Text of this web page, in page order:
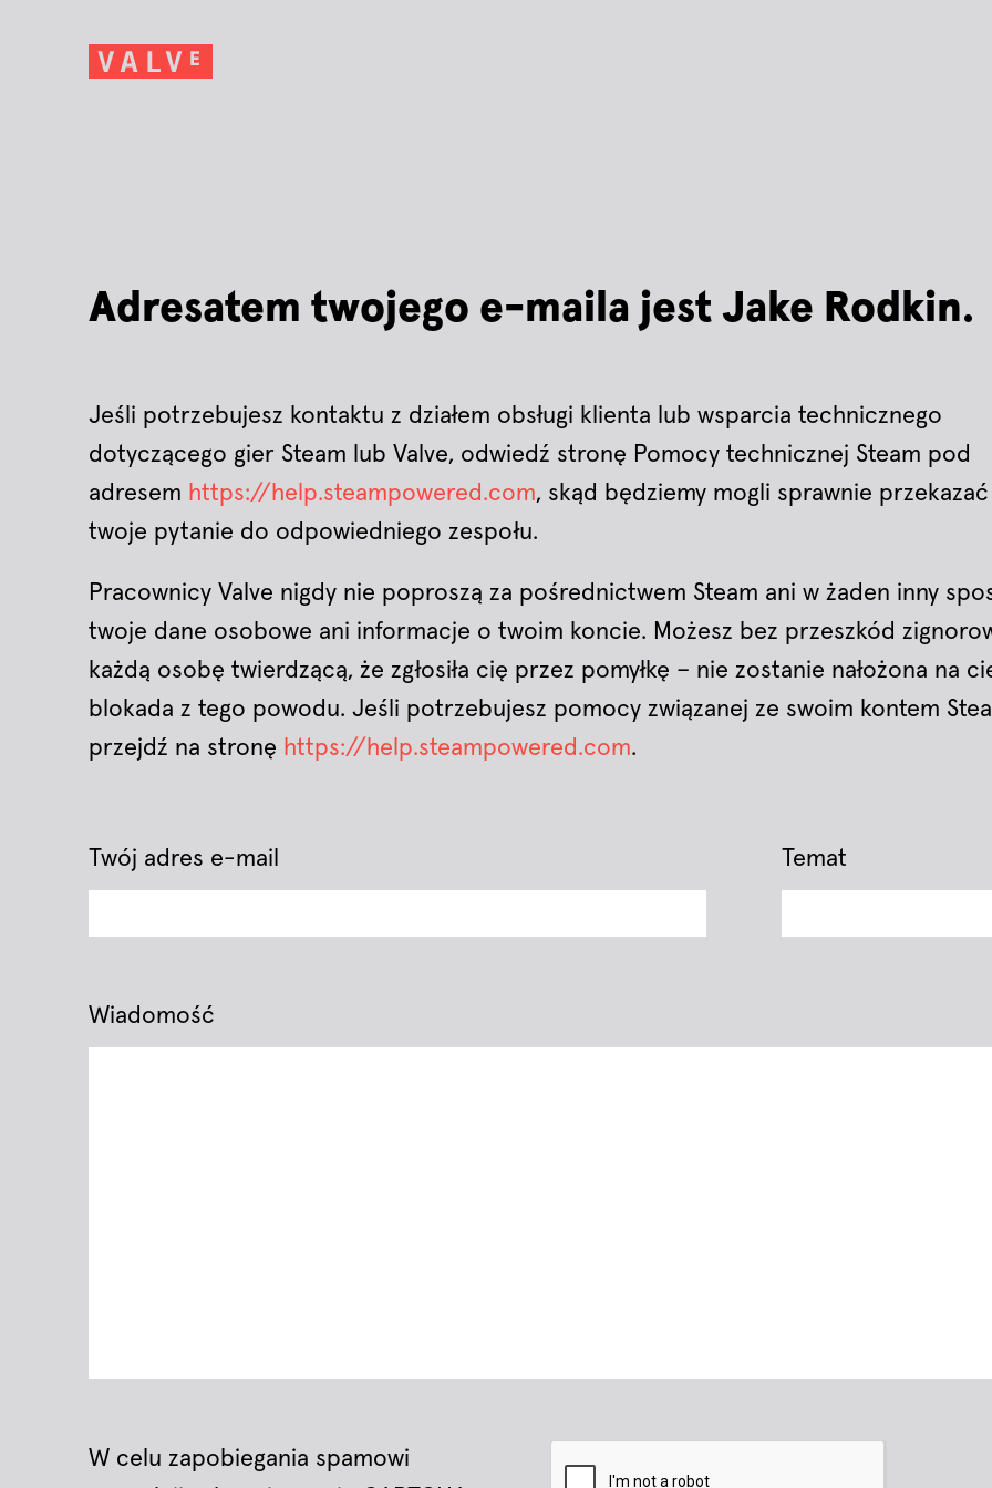
Adresatem twojego e-maila jest Jake Rodkin.
Jeśli potrzebujesz kontaktu z działem obsługi klienta lub wsparcia technicznego
dotyczącego gier Steam lub Valve, odwiedź stronę Pomocy technicznej Steam pod
adresem https://help.steampowered.com, skąd będziemy mogli sprawnie przekazać
twoje pytanie do odpowiedniego zespołu.
Pracownicy Valve nigdy nie poproszą za pośrednictwem Steam ani w żaden inny
twoje dane osobowe ani informacje o twoim koncie. Możesz bez przeszkód
każdą osobę twierdzącą, że zgłosiła cię przez pomyłkę – nie zostanie nałożona na
blokada z tego powodu. Jeśli potrzebujesz pomocy związanej ze swoim kontem
przejdź na stronę https://help.steampowered.com.
Twój adres e-mail Temat
Wiadomość
W celu zapobiegania spamowi